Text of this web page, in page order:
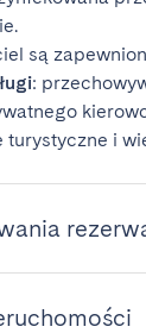
są
:
turystyczne i